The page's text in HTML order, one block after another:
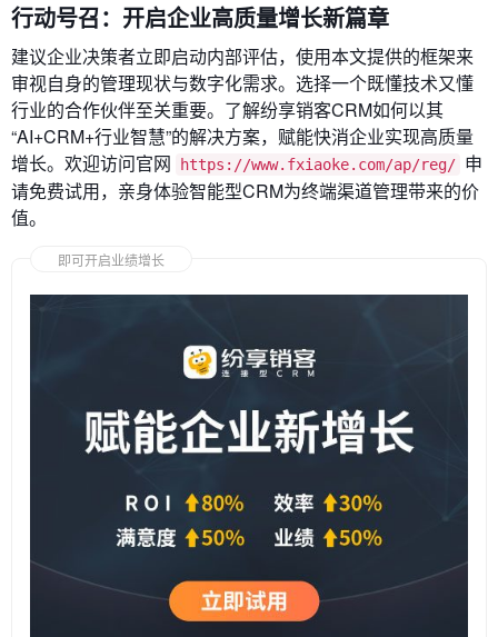
行动号召：开启企业高质量增长新篇章
建议企业决策者立即启动内部评估，使用本文提供的框架来
审视自身的管理现状与数字化需求。选择一个既懂技术又懂
行业的合作伙伴至关重要。了解纷享销客CRM如何以其
“AI+CRM+行业智慧”的解决方案，赋能快消企业实现高质量
增长。欢迎访问官网
https://www.fxiaoke.com/ap/reg/ 申
请免费试用，亲身体验智能型CRM为终端渠道管理带来的价
值。
即可开启业绩增长